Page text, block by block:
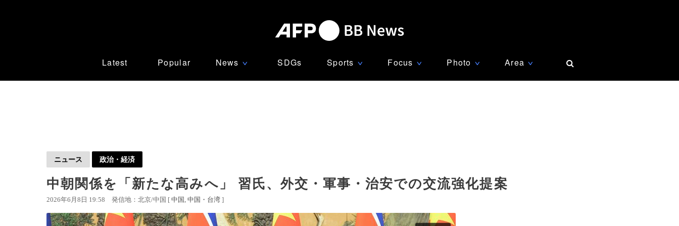
Latest Popular News ∨ SDGs Sports ∨ Focus ∨ Photo ∨ Area ∨
ニュース 政治・経済
中朝関係を「新たな高みへ」 習氏、外交・軍事・治安での交流強化提案
2026年6月8日 19:58 発信地：北京/中国 [ 中国 中国・台湾 ]